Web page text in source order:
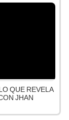
QUE REVELA
JHAN